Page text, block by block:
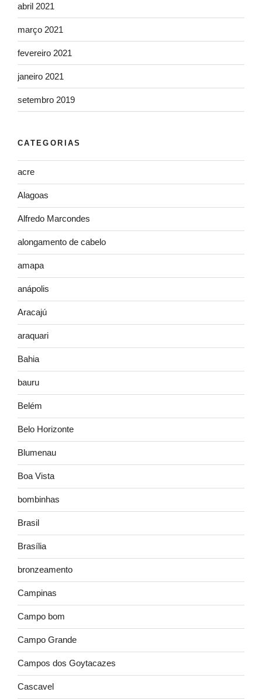
abril 2021
março 2021
fevereiro 2021
janeiro 2021
setembro 2019
CATEGORIAS
acre
Alagoas
Alfredo Marcondes
alongamento de cabelo
amapa
anápolis
Aracajú
araquari
Bahia
bauru
Belém
Belo Horizonte
Blumenau
Boa Vista
bombinhas
Brasil
Brasília
bronzeamento
Campinas
Campo bom
Campo Grande
Campos dos Goytacazes
Cascavel